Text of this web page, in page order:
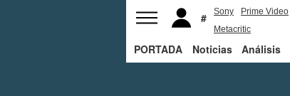
Sony Prime Video
Metacritic
PORTADA Noticias Análisis